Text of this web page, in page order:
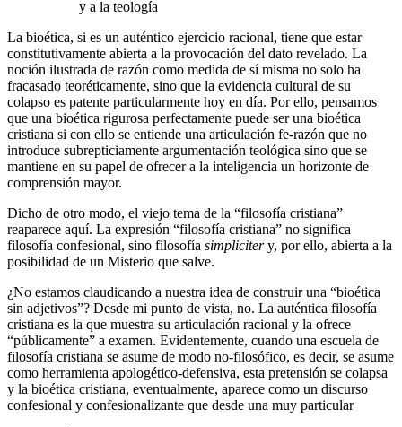
y a la teología
La bioética, si es un auténtico ejercicio racional, tiene que estar
constitutivamente abierta a la provocación del dato revelado. La
noción ilustrada de razón como medida de sí misma no solo ha
fracasado teoréticamente, sino que la evidencia cultural de su
colapso es patente particularmente hoy en día. Por ello, pensamos
que una bioética rigurosa perfectamente puede ser una bioética
cristiana si con ello se entiende una articulación fe-razón que no
introduce subrepticiamente argumentación teológica sino que se
mantiene en su papel de ofrecer a la inteligencia un horizonte de
comprensión mayor.
Dicho de otro modo, el viejo tema de la “filosofía cristiana”
reaparece aquí. La expresión “filosofía cristiana” no significa
filosofía confesional, sino filosofía simplicitery, por ello, abierta a la
posibilidad de un Misterio que salve.
¿No estamos claudicando a nuestra idea de construir una “bioética
sin adjetivos”? Desde mi punto de vista, no. La auténtica filosofía
cristiana es la que muestra su articulación racional y la ofrece
“públicamente” a examen. Evidentemente, cuando una escuela de
filosofía cristiana se asume de modo no-filosófico, es decir, se asume
como herramienta apologético-defensiva, esta pretensión se colapsa
y la bioética cristiana, eventualmente, aparece como un discurso
confesional y confesionalizante que desde una muy particular